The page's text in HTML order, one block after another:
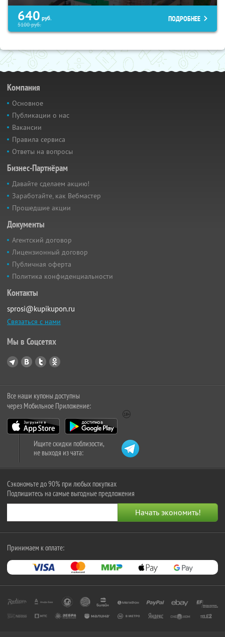
640 руб.
5100руб.
ПОДРОБНЕЕ
Компания
Основное
Публикации о нас
Вакансии
Правила сервиса
Ответы на вопросы
Бизнес-Партнёрам
Давайте сделаем акцию!
Заработайте, как Вебмастер
Прошедшие акции
Документы
Агентский договор
Лицензионный договор
Публичная оферта
Политика конфиденциальности
Контакты
sprosi@kupikupon.ru
Связаться с нами
Мы в Соцсетях
Все наши купоны доступны
через Мобильное Приложение:
Ищите скидки поблизости,
не выходя из чата:
Сэкономьте до 90% при любых покупках
Подпишитесь на самые выгодные предложения
Принимаем к оплате: